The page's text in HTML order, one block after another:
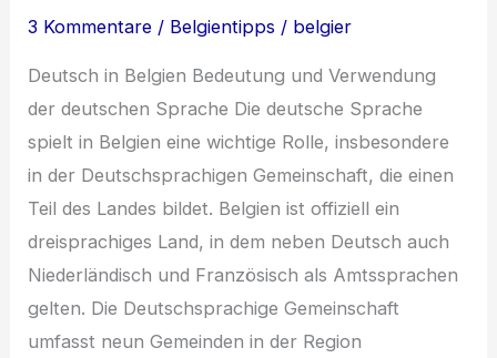
und
Brüssel
3 Kommentare / Belgientipps / belgier
Deutsch in Belgien Bedeutung und Verwendung
der deutschen Sprache Die deutsche Sprache
spielt in Belgien eine wichtige Rolle, insbesondere
in der Deutschsprachigen Gemeinschaft, die einen
Teil des Landes bildet. Belgien ist offiziell ein
dreisprachiges Land, in dem neben Deutsch auch
Niederländisch und Französisch als Amtssprachen
gelten. Die Deutschsprachige Gemeinschaft
umfasst neun Gemeinden in der Region